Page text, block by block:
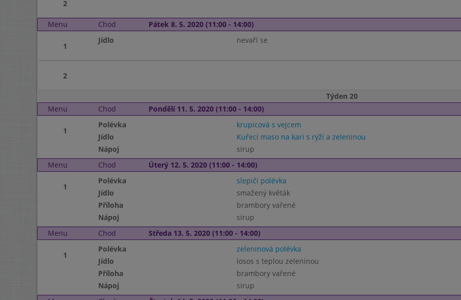
2
Menu Chod Pátek 8. 5. 2020 (11:00 - 14:00)
1
Jídlo nevaří se
2
Týden 20
Menu
Chod Pondělí 11. 5. 2020 (11:00 - 14:00)
1
Polévka krupicová s vejcem
Jídlo
Kuřecí maso na kari s rýží a zeleninou
Nápoj
sirup
Menu
Chod Úterý 12. 5. 2020 (11:00 - 14:00)
1
Polévka slepičí polévka
Jídlo
smažený květák
Příloha
brambory vařené
Nápoj
sirup
Menu
Chod Středa 13. 5. 2020 (11:00 - 14:00)
1
Polévka zeleninová polévka
Jídlo
losos s teplou zeleninou
Příloha
brambory vařené
Nápoj
sirup